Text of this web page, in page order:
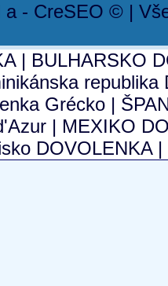
a - CreSEO © |
| BULHARSKO
Grécko |
| MEXIKO
DOVOLENKA |